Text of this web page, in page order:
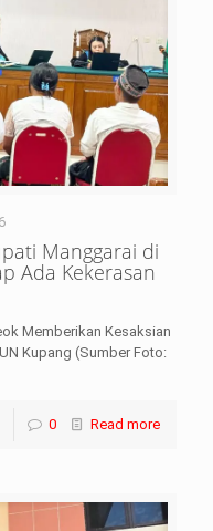
Manggarai di
Ada Kekerasan
Memberikan Kesaksian
Kupang (Sumber Foto:
0 Read more